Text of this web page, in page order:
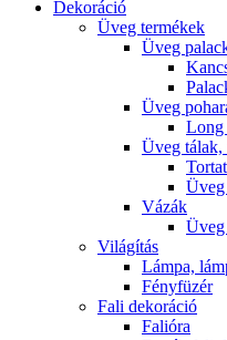
Dekoráció
Üveg termékek
Üveg
Üveg
Long
Üveg tálak,
Vázák
Világítás
Lámpa,
Fényfüzér
Fali dekoráció
Falióra